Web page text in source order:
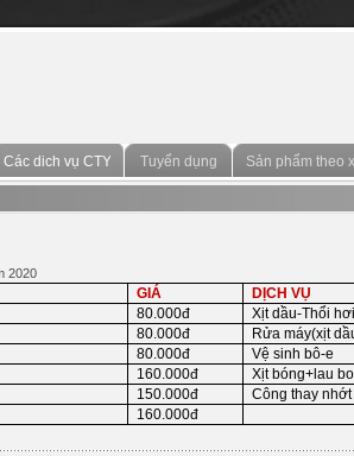
Các dich vụ CTY Tuyển dụng
Sản phẩm theo
2020
GIÁ
DỊCH VỤ
80.000đ
Xịt dầu-Thổi
80.000đ
Rửa máy(xịt
80.000đ
Vệ sinh bô-e
160.000đ
Xịt bóng+lau
150.000đ
Công thay
160.000đ